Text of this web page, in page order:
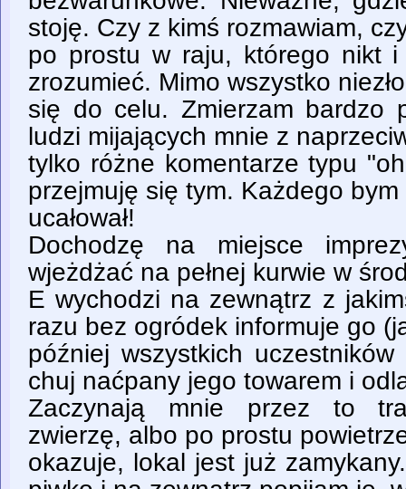
stoję. Czy z kimś rozmawiam,
po prostu w raju, którego nikt
zrozumieć. Mimo wszystko
się do celu. Zmierzam bardzo
ludzi mijających mnie z
tylko różne komentarze typu
przejmuję się tym. Każdego bym
ucałował!
Dochodzę na miejsce
wjeżdżać na pełnej kurwie w
E wychodzi na zewnątrz z
razu bez ogródek informuje go
później wszystkich
chuj naćpany jego towarem i
Zaczynają mnie przez to
zwierzę, albo po prostu
okazuje, lokal jest już